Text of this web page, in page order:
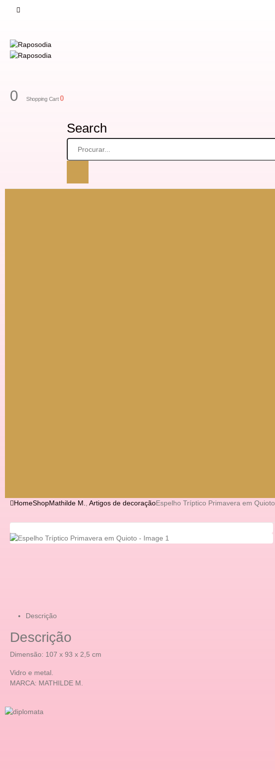
0 Shopping Cart0
Search
HomeShopMathilde M. Artigos de decoraçãoEspelho Tríptico Primavera em Quioto
Descrição
Descrição
Dimensão: 107 x 93 x 2,5 cm
Vidro e metal.
MARCA: MATHILDE M.